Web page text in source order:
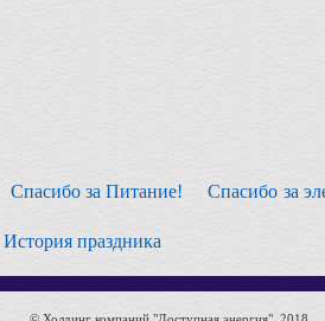
Спасибо за Питание! Спасибо за
История праздника